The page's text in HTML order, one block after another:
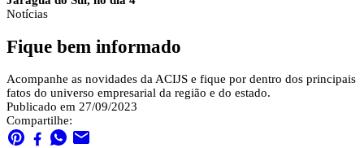
Notícias
Fique bem informado
Acompanhe as novidades da ACIJS e fique por dentro dos principais
fatos do universo empresarial da região e do estado.
Publicado em 27/09/2023
Compartilhe: